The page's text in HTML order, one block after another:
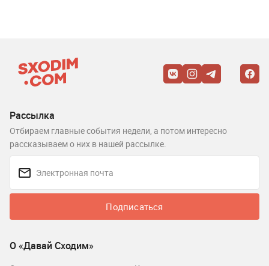
Рассылка
Отбираем главные события недели, а потом интересно
рассказываем о них в нашей рассылке.
Подписаться
О «Давай Сходим»